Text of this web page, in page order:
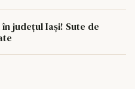
județul Iași! Sute de